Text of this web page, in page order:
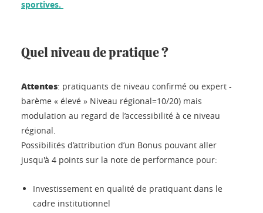
sportives.
Quel niveau de pratique ?
Attentes: pratiquants de niveau confirmé ou expert -
barème « élevé » Niveau régional=10/20) mais
modulation au regard de l’accessibilité à ce niveau
régional.
Possibilités d’attribution d’un Bonus pouvant aller
jusqu'à 4 points sur la note de performance pour:
Investissement en qualité de pratiquant dans le
cadre institutionnel